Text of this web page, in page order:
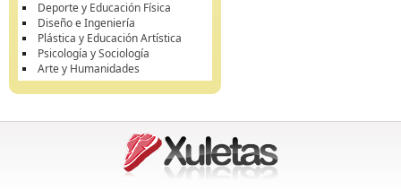
Deporte y Educación Física
Diseño e Ingeniería
Plástica y Educación Artística
Psicología y Sociología
Arte y Humanidades